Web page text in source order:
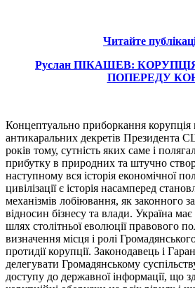
Читайте
Руслан ПІКАШЕВ:
ПОПЕРЕДУ
Концептуально приборкання корупція
антикаральних декретів Президента
років тому, сутність яких саме і
прибутку в природних та штучно
наступному вся історія економічної
цивілізації є історія насамперед
механізмів лобіювання, як законного
відносин бізнесу та влади. Україна
шлях столітньої еволюції правового
визначення місця і ролі
протидії корупції. Законодавець і
делегувати Громадянському
доступу до державної інформації, що